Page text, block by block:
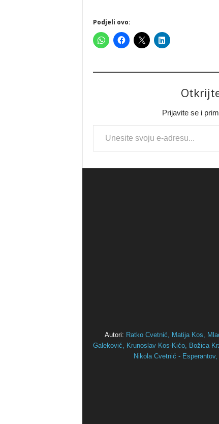
Podjeli ovo:
Prijavite se i
Type your email…
Autori: Ratko Cvetnić, Matija Kos,
Galeković, Krunoslav Kos-Kićo, Božica
Nikola Cvetnić - Esperantov,